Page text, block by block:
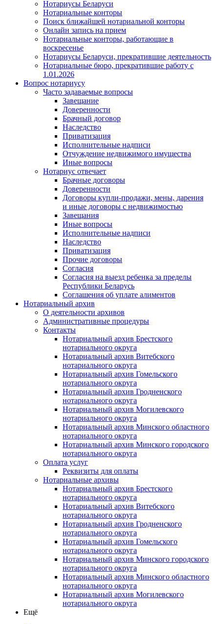
Нотариусы Беларуси
Нотариальные конторы
Поиск ближайшей нотариальной конторы
Онлайн запись на прием
Нотариальные конторы, работающие в
воскресенье
Нотариусы Беларуси, прекратившие деятельность
Нотариальные бюро, прекратившие работу с
1.01.2026
Вопрос нотариусу
Часто задаваемые вопросы
Завещание
Доверенности
Брачный договор
Наследство
Приватизация
Исполнительные надписи
Отчуждение недвижимого имущества
Иные вопросы
Нотариус отвечает
Брачные договоры
Доверенности
Договоры купли-продажи, мены, дарения
и иные договоры с недвижимостью
Завещания
Иные вопросы
Исполнительные надписи
Наследство
Приватизация
Прочие договоры
Согласия
Согласия на выезд ребенка за пределы
Республики Беларусь
Соглашения об уплате алиментов
Нотариальный архив
О деятельности архивов
Административные процедуры
Контакты
Нотариальный архив Брестского
нотариального округа
Нотариальный архив Витебского
нотариального округа
Нотариальный архив Гомельского
нотариального округа
Нотариальный архив Гродненского
нотариального округа
Нотариальный архив Могилевского
нотариального округа
Нотариальный архив Минского областного
нотариального округа
Нотариальный архив Минского городского
нотариального округа
Оплата услуг
Реквизиты для оплаты
Нотариальные архивы
Нотариальный архив Брестского
нотариального округа
Нотариальный архив Витебского
нотариального округа
Нотариальный архив Гродненского
нотариального округа
Нотариальный архив Гомельского
нотариального округа
Нотариальный архив Минского городского
нотариального округа
Нотариальный архив Минского областного
нотариального округа
Нотариальный архив Могилевского
нотариального округа
Ещё